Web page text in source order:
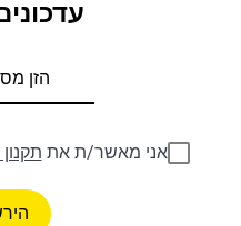
אני מאשר/ת את